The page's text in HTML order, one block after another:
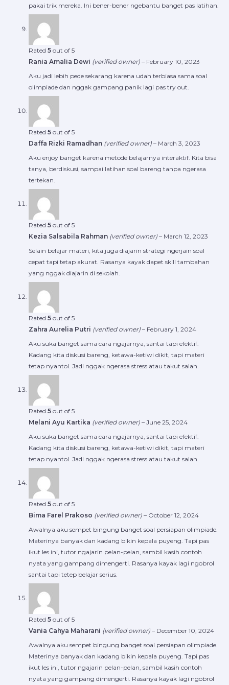
pakai trik mereka. Ini bener-bener ngebantu banget pas latihan.
Rated 5 out of 5
Rania Amalia Dewi (verified owner) – February 10, 2023
Aku jadi lebih pede sekarang karena udah terbiasa sama soal
olimpiade dan nggak gampang panik lagi pas try out.
Rated 5 out of 5
Daffa Rizki Ramadhan (verified owner) – March 3, 2023
Aku enjoy banget karena metode belajarnya interaktif. Kita bisa
tanya, berdiskusi, sampai latihan soal bareng tanpa ngerasa
tertekan.
Rated 5 out of 5
Kezia Salsabila Rahman (verified owner) – March 12, 2023
Selain belajar materi, kita juga diajarin strategi ngerjain soal
cepat tapi tetap akurat. Rasanya kayak dapet skill tambahan
yang nggak diajarin di sekolah.
Rated 5 out of 5
Zahra Aurelia Putri (verified owner) – February 1, 2024
Aku suka banget sama cara ngajarnya, santai tapi efektif.
Kadang kita diskusi bareng, ketawa-ketiwi dikit, tapi materi
tetap nyantol. Jadi nggak ngerasa stress atau takut salah.
Rated 5 out of 5
Melani Ayu Kartika (verified owner) – June 25, 2024
Aku suka banget sama cara ngajarnya, santai tapi efektif.
Kadang kita diskusi bareng, ketawa-ketiwi dikit, tapi materi
tetap nyantol. Jadi nggak ngerasa stress atau takut salah.
Rated 5 out of 5
Bima Farel Prakoso (verified owner) – October 12, 2024
Awalnya aku sempet bingung banget soal persiapan olimpiade.
Materinya banyak dan kadang bikin kepala puyeng. Tapi pas
ikut les ini, tutor ngajarin pelan-pelan, sambil kasih contoh
nyata yang gampang dimengerti. Rasanya kayak lagi ngobrol
santai tapi tetep belajar serius.
Rated 5 out of 5
Vania Cahya Maharani (verified owner) – December 10, 2024
Awalnya aku sempet bingung banget soal persiapan olimpiade.
Materinya banyak dan kadang bikin kepala puyeng. Tapi pas
ikut les ini, tutor ngajarin pelan-pelan, sambil kasih contoh
nyata yang gampang dimengerti. Rasanya kayak lagi ngobrol